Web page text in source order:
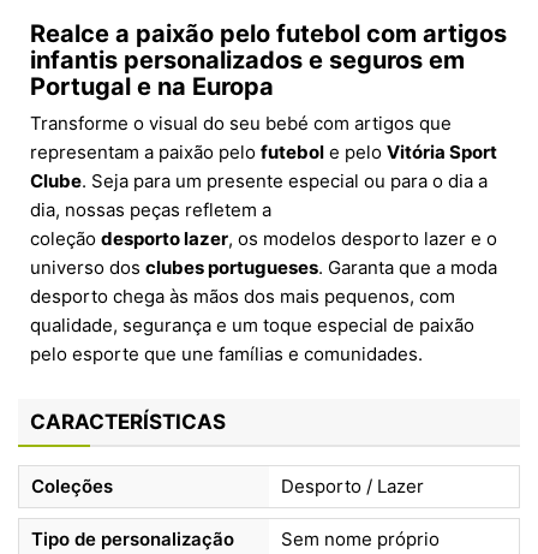
Realce a paixão pelo futebol com artigos
infantis personalizados e seguros em
Portugal e na Europa
Transforme o visual do seu bebé com artigos que
representam a paixão pelo futebol e pelo Vitória Sport
Clube. Seja para um presente especial ou para o dia a
dia, nossas peças refletem a
coleção desporto lazer, os modelos desporto lazer e o
universo dos clubes portugueses. Garanta que a moda
desporto chega às mãos dos mais pequenos, com
qualidade, segurança e um toque especial de paixão
pelo esporte que une famílias e comunidades.
CARACTERÍSTICAS
Coleções Desporto / Lazer
Tipo de personalização Sem nome próprio